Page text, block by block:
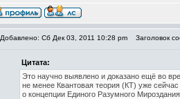
Добавлено: Сб Дек 03, 2011 10:28 pm Заголовок
Цитата:
Это научно выявлено и доказано ещё во
не менее Квантовая теория (КТ) уже
о концепции Единого Разумного